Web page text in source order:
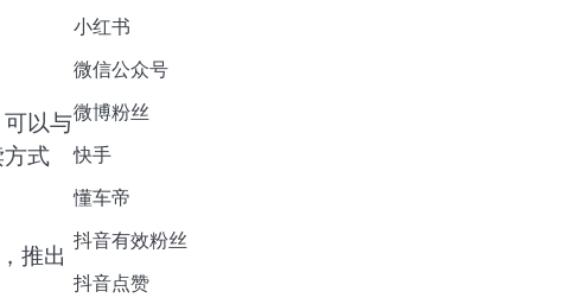
以与
式
推出
小红书
微信公众号
微博粉丝
快手
懂车帝
抖音有效粉丝
抖音点赞